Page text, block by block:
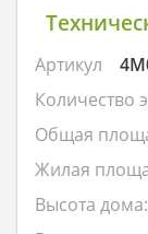
Артикул
Количество
Общая
Жилая
Высота дома: